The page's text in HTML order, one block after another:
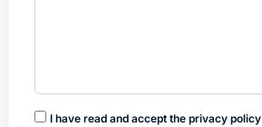
I have read and accept the privacy policy